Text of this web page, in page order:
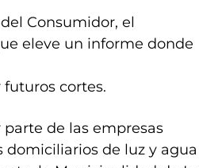
Consumidor, el
eleve un informe donde
cortes.
de las empresas
domiciliarios de luz y